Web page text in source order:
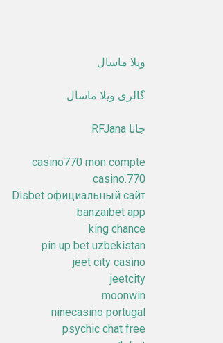
ویلا ماسال
گالری ویلا ماسال
جانا RFJana
casino770 mon compte
casino.770
Disbet официальный сайт
banzaibet app
king chance
pin up bet uzbekistan
jeet city casino
jeetcity
moonwin
ninecasino portugal
psychic chat free